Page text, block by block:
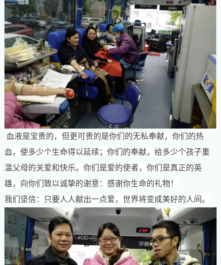
血液是宝贵的，但更可贵的是你们的无私奉献，你们的热
血，使多少个生命得以延续；你们的奉献，给多少个孩子重
温父母的关爱和快乐。你们是爱的使者，你们是真正的英
雄，向你们致以诚挚的谢意：感谢你生命的礼物！
我们坚信：只要人人献出一点爱，世界将变成美好的人间。